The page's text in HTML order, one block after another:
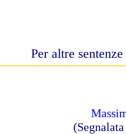
Per altre